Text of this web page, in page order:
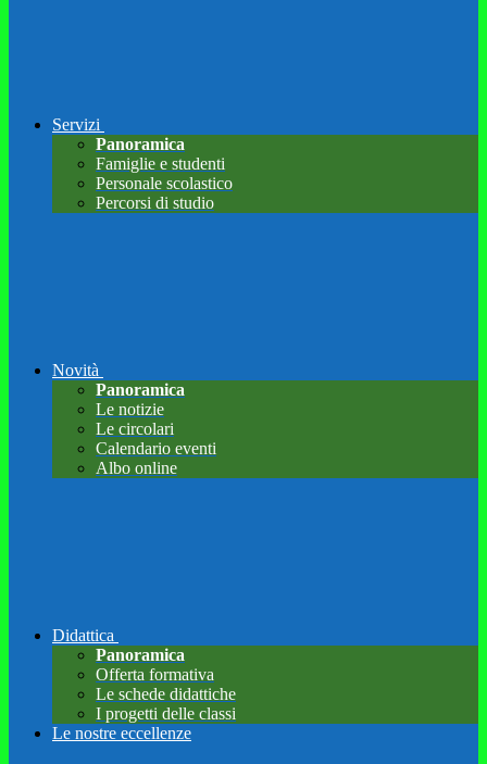
Servizi
Panoramica
Famiglie e studenti
Personale scolastico
Percorsi di studio
Novità
Panoramica
Le notizie
Le circolari
Calendario eventi
Albo online
Didattica
Panoramica
Offerta formativa
Le schede didattiche
I progetti delle classi
Le nostre eccellenze